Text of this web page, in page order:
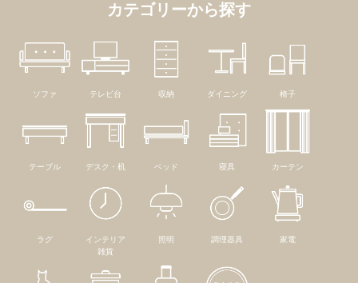
カテゴリーから探す
ソファ テレビ台 収納 ダイニング 椅子
テーブル デスク・机 ベッド 寝具 カーテン
ラグ
インテリア
雑貨
照明 調理器具 家電